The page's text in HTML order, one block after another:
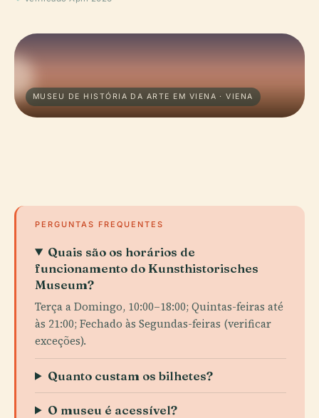
MUSEU DE HISTÓRIA DA ARTE EM VIENA · VIENA
PERGUNTAS FREQUENTES
Quais são os horários de
funcionamento do Kunsthistorisches
Museum?
Terça a Domingo, 10:00–18:00; Quintas-feiras até
às 21:00; Fechado às Segundas-feiras (verificar
exceções).
Quanto custam os bilhetes?
O museu é acessível?